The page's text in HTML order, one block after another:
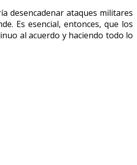
desencadenar ataques militares
Es esencial, entonces, que los
al acuerdo y haciendo todo lo